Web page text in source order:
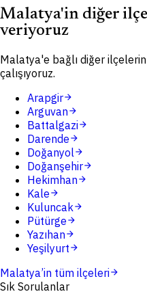
Malatya'in diğer
veriyoruz
Malatya'e bağlı diğer
çalışıyoruz.
Arapgirarrow_forward
Arguvanarrow_forward
Battalgaziarrow_forward
Darendearrow_forward
Doğanyolarrow_forward
Doğanşehirarrow_forward
Hekimhanarrow_forward
Kalearrow_forward
Kuluncakarrow_forward
Pütürgearrow_forward
Yazıhanarrow_forward
Yeşilyurtarrow_forward
Malatya’in tüm ilçeleriarrow_forward
Sık Sorulanlar